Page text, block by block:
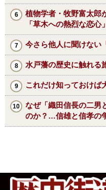
植物学者・牧野富太郎
「草木への熱烈な恋心」
今さら他人に聞けない
水戸藩の歴史に触れる
これだけ知っておけば
なぜ「織田信長の二男
のか？…信雄と信孝の